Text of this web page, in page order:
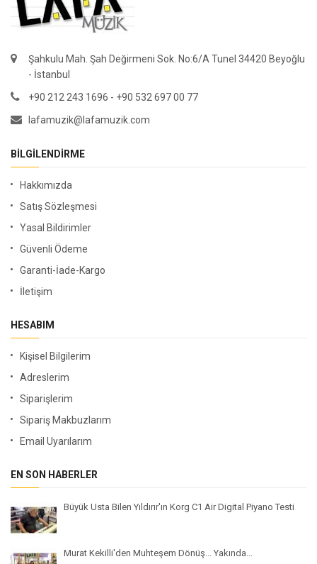
Şahkulu Mah. Şah Değirmeni Sok. No:6/A Tunel 34420 Beyoğlu
- İstanbul
+90 212 243 1696 - +90 532 697 00 77
lafamuzik@lafamuzik.com
BILGILENDIRME
Hakkımızda
Satış Sözleşmesi
Yasal Bildirimler
Güvenli Ödeme
Garanti-İade-Kargo
İletişim
HESABIM
Kişisel Bilgilerim
Adreslerim
Siparişlerim
Sipariş Makbuzlarım
Email Uyarılarım
EN SON HABERLER
Büyük Usta Bilen Yıldırır'ın Korg C1 Air Digital Piyano Testi
Murat Kekilli'den Muhteşem Dönüş... Yakında...